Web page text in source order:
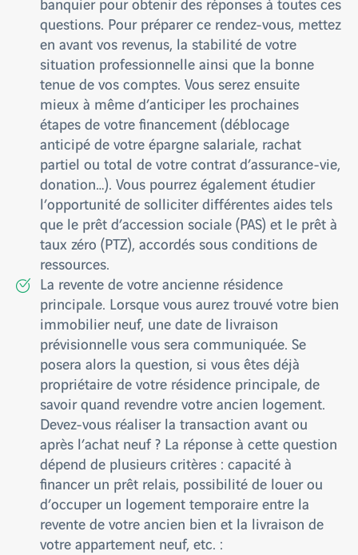
questions. Pour préparer ce rendez-vous, mettez
en avant vos revenus, la stabilité de votre
situation professionnelle ainsi que la bonne
tenue de vos comptes. Vous serez ensuite
mieux à même d’anticiper les prochaines
étapes de votre financement (déblocage
anticipé de votre épargne salariale, rachat
partiel ou total de votre contrat d’assurance-vie,
donation…). Vous pourrez également étudier
l’opportunité de solliciter différentes aides tels
que le prêt d’accession sociale (PAS) et le prêt à
taux zéro (PTZ), accordés sous conditions de
ressources.
La revente de votre ancienne résidence
principale. Lorsque vous aurez trouvé votre bien
immobilier neuf, une date de livraison
prévisionnelle vous sera communiquée. Se
posera alors la question, si vous êtes déjà
propriétaire de votre résidence principale, de
savoir quand revendre votre ancien logement.
Devez-vous réaliser la transaction avant ou
après l’achat neuf ? La réponse à cette question
dépend de plusieurs critères : capacité à
financer un prêt relais, possibilité de louer ou
d’occuper un logement temporaire entre la
revente de votre ancien bien et la livraison de
votre appartement neuf, etc. :